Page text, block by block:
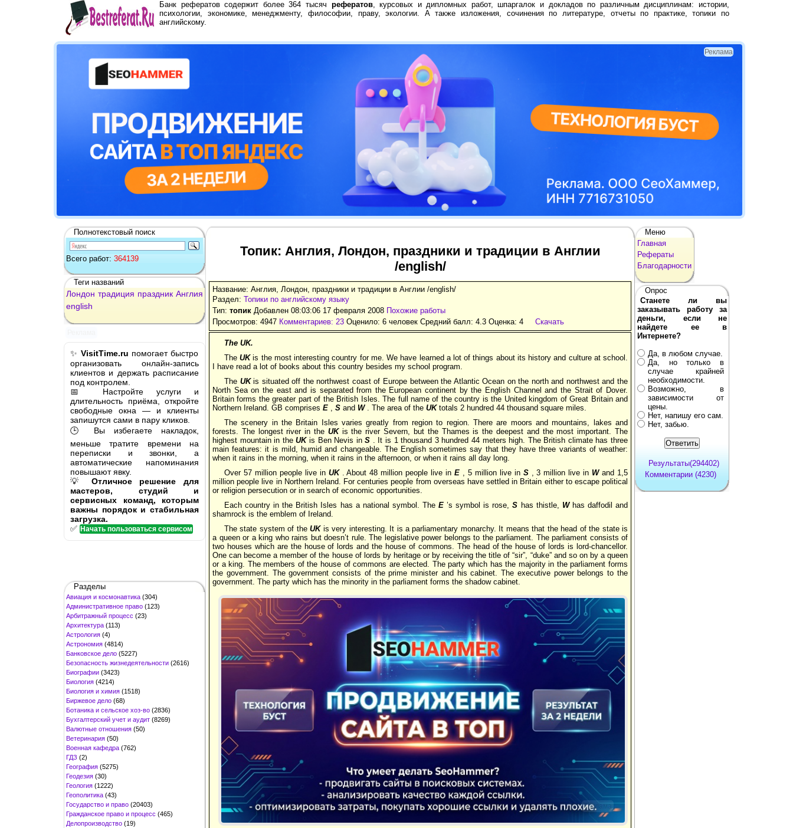
Банк рефератов содержит более 364 тысяч рефератов, курсовых и дипломных работ, шпаргалок и докладов по различным дисциплинам: истории,
психологии, экономике, менеджменту, философии, праву, экологии. А также изложения, сочинения по литературе, отчеты по практике, топики по
английскому.
Реклама
Полнотекстовый поиск
Всего работ: 364139
Теги названий
Лондон традиция праздник Англия
english
✨ VisitTime.ru помогает быстро
организовать онлайн-запись
клиентов и держать расписание
под контролем.
📅 Настройте услуги и
длительность приёма, откройте
свободные окна — и клиенты
запишутся сами в пару кликов.
🕒 Вы избегаете накладок,
меньше тратите времени на
переписки и звонки, а
автоматические напоминания
повышают явку.
💡 Отличное решение для
мастеров, студий и
сервисных команд, которым
важны порядок и стабильная
загрузка.
✅ Начать пользоваться сервисом
Разделы
Авиация и космонавтика (304)
Административное право (123)
Арбитражный процесс (23)
Архитектура (113)
Астрология (4)
Астрономия (4814)
Банковское дело (5227)
Безопасность жизнедеятельности (2616)
Биографии (3423)
Биология (4214)
Биология и химия (1518)
Биржевое дело (68)
Ботаника и сельское хоз-во (2836)
Бухгалтерский учет и аудит (8269)
Валютные отношения (50)
Ветеринария (50)
Военная кафедра (762)
ГДЗ (2)
География (5275)
Геодезия (30)
Геология (1222)
Геополитика (43)
Государство и право (20403)
Гражданское право и процесс (465)
Делопроизводство (19)
Топик: Англия, Лондон, праздники и традиции в Англии
/english/
Название: Англия, Лондон, праздники и традиции в Англии /english/
Раздел: Топики по английскому языку
Тип: топик Добавлен 08:03:06 17 февраля 2008 Похожие работы
Просмотров: 4947 Комментариев: 23 Оценило: 6 человек Средний балл: 4.3 Оценка: 4 Скачать
The UK.
The UK is the most interesting country for me. We have learned a lot of things about its history and culture at school.
I have read a lot of books about this country besides my school program.
The UK is situated off the northwest coast of Europe between the Atlantic Ocean on the north and northwest and the
North Sea on the east and is separated from the European continent by the English Channel and the Strait of Dover.
Britain forms the greater part of the British Isles. The full name of the country is the United kingdom of Great Britain and
Northern Ireland. GB comprises E S and W . The area of the UK totals 2 hundred 44 thousand square miles.
The scenery in the Britain Isles varies greatly from region to region. There are moors and mountains, lakes and
forests. The longest river in the UK is the river Severn, but the Thames is the deepest and the most important. The
highest mountain in theUK is Ben Nevis inS
. It is 1 thousand 3 hundred 44 meters high. The British climate has three
main features: it is mild, humid and changeable. The English sometimes say that they have three variants of weather:
when it rains in the morning, when it rains in the afternoon, or when it rains all day long.
Over 57 million people live in UK . About 48 million people live inE , 5 million live in S , 3 million live in W and 1,5
million people live in Northern Ireland. For centuries people from overseas have settled in Britain either to escape political
or religion persecution or in search of economic opportunities.
Each country in the British Isles has a national symbol. The E ’s symbol is rose,S has thistle, W has daffodil and
shamrock is the emblem of Ireland.
The state system of theUK is very interesting. It is a parliamentary monarchy. It means that the head of the state is
a queen or a king who rains but doesn’t rule. The legislative power belongs to the parliament. The parliament consists of
two houses which are the house of lords and the house of commons. The head of the house of lords is lord-chancellor.
One can become a member of the house of lords by heritage or by receiving the title of “sir”, “duke” and so on by a queen
or a king. The members of the house of commons are elected. The party which has the majority in the parliament forms
the government. The government consists of the prime minister and his cabinet. The executive power belongs to the
government. The party which has the minority in the parliament forms the shadow cabinet.
Реклама
Меню
Главная
Рефераты
Благодарности
Опрос
Станете ли вы
заказывать работу за
деньги, если не
найдете ее в
Интернете?
Да, в любом случае.
Да, но только в
случае крайней
необходимости.
Возможно, в
зависимости от
цены.
Нет, напишу его сам.
Нет, забью.
Результаты(294402)
Комментарии (4230)